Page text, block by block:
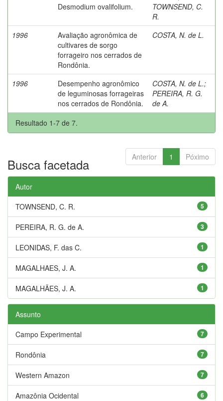
Desmodium ovalifolium.
TOWNSEND, C.
R.
1996
Avaliação agronômica de
cultivares de sorgo
forrageiro nos cerrados de
Rondônia.
COSTA, N. de L.
1996
Desempenho agronômico
de leguminosas forrageiras
nos cerrados de Rondônia.
COSTA, N. de L.;
PEREIRA, R. G.
de A.
Resultado 1-7 de 7.
Anterior 1 Póximo
Busca facetada
Autor
5
TOWNSEND, C. R.
3
PEREIRA, R. G. de A.
1
LEONIDAS, F. das C.
1
MAGALHAES, J. A.
1
MAGALHÃES, J. A.
Assunto
7
Campo Experimental
7
Rondônia
7
Western Amazon
6
Amazônia Ocidental